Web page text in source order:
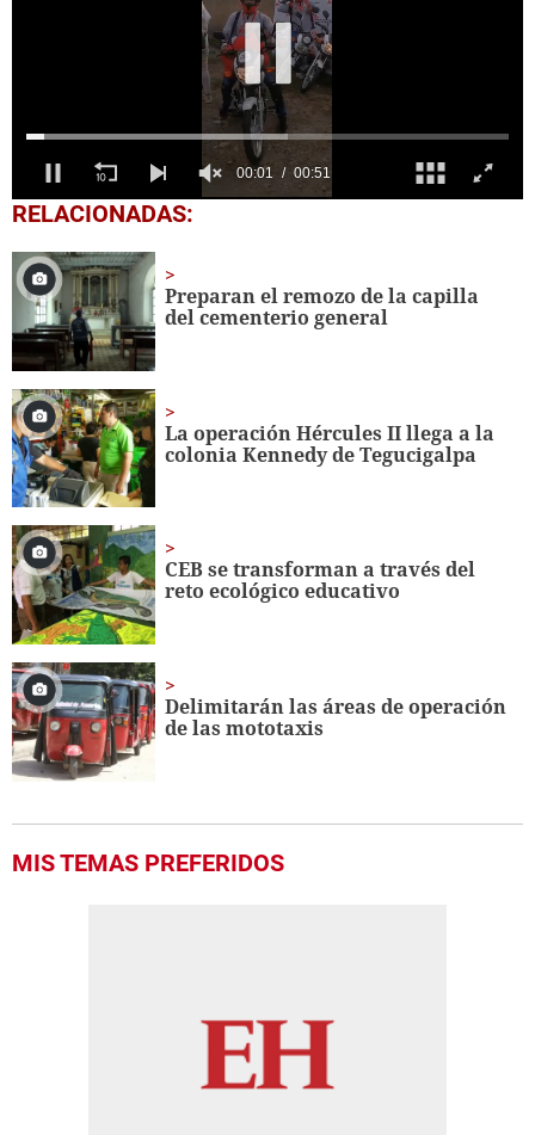
0
seconds
51
seconds
RELACIONADAS:
Preparan el remozo de la capilla
del cementerio general
La operación Hércules II llega a la
colonia Kennedy de Tegucigalpa
CEB se transforman a través del
reto ecológico educativo
Delimitarán las áreas de operación
de las mototaxis
MIS TEMAS PREFERIDOS